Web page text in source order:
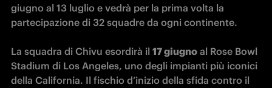
giugno al 13 luglio e vedrà per la prima volta la
partecipazione di 32 squadre da ogni continente.
La squadra di Chivu esordirà il 17 giugno al Rose Bowl
Stadium di Los Angeles, uno degli impianti più iconici
della California. Il fischio d’inizio della sfida contro il